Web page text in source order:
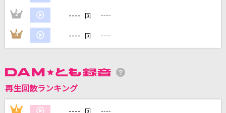
カラオケ最新情報をチェック！
2 ---- 回 ----
3 ---- 回 ----
再生回数ランキング
1 ---- 回 ----